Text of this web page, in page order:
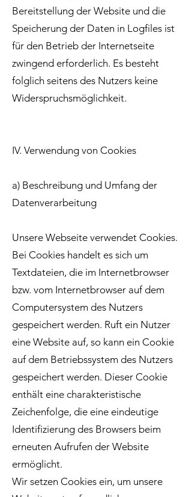
Bereitstellung der Website und die
Speicherung der Daten in Logfiles ist
für den Betrieb der Internetseite
zwingend erforderlich. Es besteht
folglich seitens des Nutzers keine
Widerspruchsmöglichkeit.
IV. Verwendung von Cookies
a) Beschreibung und Umfang der
Datenverarbeitung
Unsere Webseite verwendet Cookies.
Bei Cookies handelt es sich um
Textdateien, die im Internetbrowser
bzw. vom Internetbrowser auf dem
Computersystem des Nutzers
gespeichert werden. Ruft ein Nutzer
eine Website auf, so kann ein Cookie
auf dem Betriebssystem des Nutzers
gespeichert werden. Dieser Cookie
enthält eine charakteristische
Zeichenfolge, die eine eindeutige
Identifizierung des Browsers beim
erneuten Aufrufen der Website
ermöglicht.
Wir setzen Cookies ein, um unsere